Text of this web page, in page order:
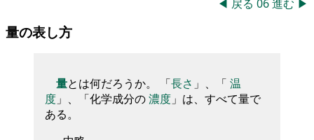
◀ 戻る 06進む ▶
量の表し方
量とは何だろうか。 「長さ 」、「 温
度 」、「化学成分の濃度 」は、すべて量で
ある。